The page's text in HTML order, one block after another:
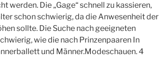
werden. Die „Gage“ schnell zu kassieren,
schon schwierig, da die Anwesenheit der
sollte. Die Suche nach geeigneten
wie die nach Prinzenpaaren In
und Männer.Modeschauen. 4